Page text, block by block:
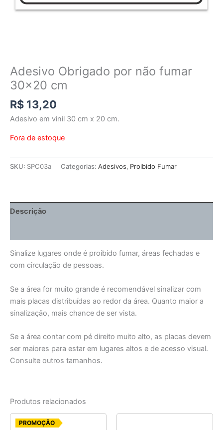
Adesivo Obrigado por não fumar
30×20 cm
R$ 13,20
Adesivo em vinil 30 cm x 20 cm.
Fora de estoque
SKU: SPC03a Categorias: Adesivos, Proibido Fumar
Descrição
Sinalize lugares onde é proibido fumar, áreas fechadas e
com circulação de pessoas.
Se a área for muito grande é recomendável sinalizar com
mais placas distribuídas ao redor da área. Quanto maior a
sinalização, mais chance de ser vista.
Se a área contar com pé direito muito alto, as placas devem
ser maiores para estar em lugares altos e de acesso visual.
Consulte outros tamanhos.
Produtos relacionados
PROMOÇÃO
O
preço